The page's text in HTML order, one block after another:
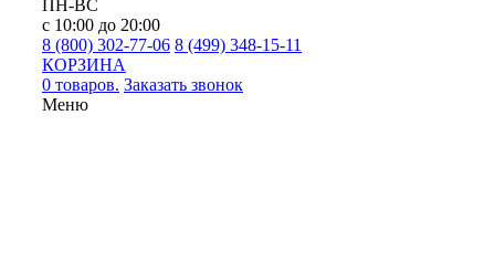
ПН-ВС
с 10:00 до 20:00
8 (800) 302-77-06 8 (499) 348-15-11
КОРЗИНА
0 товаров. Заказать звонок
Меню